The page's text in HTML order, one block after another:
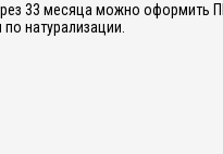
33 месяца можно оформить
натурализации.